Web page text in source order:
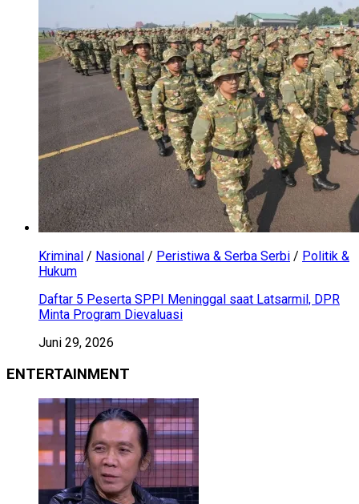
Kriminal / Nasional / Peristiwa & Serba Serbi / Politik &
Hukum
Daftar 5 Peserta SPPI Meninggal saat Latsarmil, DPR
Minta Program Dievaluasi
Juni 29, 2026
ENTERTAINMENT